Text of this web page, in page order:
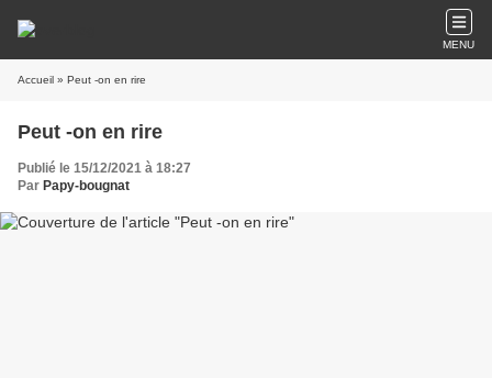
MENU
Accueil » Peut -on en rire
Peut -on en rire
Publié le 15/12/2021 à 18:27
Par Papy-bougnat